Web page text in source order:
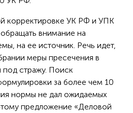
корректировке УК РФ и УПК
внимание на
на ее источник. Речь идет,
меры пресечения в
под стражу. Поиск
за более чем 10
нормы не дал ожидаемых
предложение «Деловой